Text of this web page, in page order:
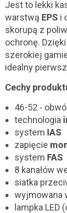
Jest to lekki
warstwą EPS i
skorupą z
ochronę.
szerokiej
idealny
Cechy
46-52 -
technologia
system IAS
zapięcie
system FAS
8 kanałów
siatka
wyjmowana
lampka LED